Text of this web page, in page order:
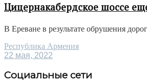
Цицернакабердское шоссе
В Ереване в результате обрушения
Республика Армения
22 мая, 2022
Социальные сети